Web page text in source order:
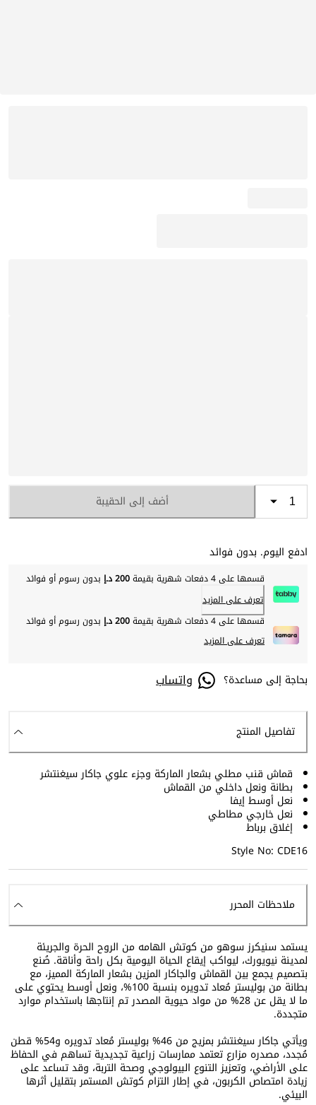
أضف إلى الحقيبة
ادفع اليوم. بدون فوائد
قسمها على 4 دفعات شهرية بقيمة 200 د.إ
بدون رسوم أو فوائد
تعرف على المزيد
قسمها على 4 دفعات شهرية بقيمة
200 د.إ
بدون رسوم أو فوائد
تعرف على المزيد
بحاجة إلى مساعدة؟ واتساب
تفاصيل المنتج
قماش قنب مطلي بشعار الماركة وجزء علوي جاكار سيغنتشر
بطانة ونعل داخلي من القماش
نعل أوسط إيفا
نعل خارجي مطاطي
إغلاق برباط
Style No: CDE16
ملاحظات المحرر
يستمد سنيكرز سوهو من كوتش الهامه من الروح الحرة والجريئة
لمدينة نيويورك، ليواكب إيقاع الحياة اليومية بكل راحة وأناقة. صُنع
بتصميم يجمع بين القماش والجاكار المزين بشعار الماركة المميز، مع
بطانة من بوليستر مُعاد تدويره بنسبة 100%، ونعل أوسط يحتوي على
ما لا يقل عن 28% من مواد حيوية المصدر تم إنتاجها باستخدام موارد
متجددة.
ويأتي جاكار سيغنتشر بمزيج من 46% بوليستر مُعاد تدويره و54% قطن
مُجدد، مصدره مزارع تعتمد ممارسات زراعية تجديدية تساهم في الحفاظ
على الأراضي، وتعزيز التنوع البيولوجي وصحة التربة، وقد تساعد على
زيادة امتصاص الكربون، في إطار التزام كوتش المستمر بتقليل أثرها
البيئي.